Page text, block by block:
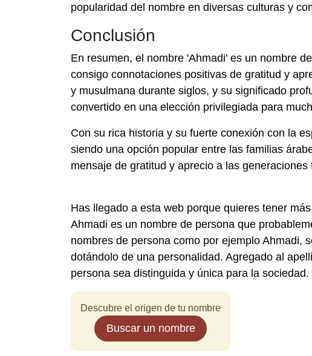
popularidad del nombre en diversas culturas y
Conclusión
En resumen, el nombre 'Ahmadi' es un nombre
consigo connotaciones positivas de gratitud y
y musulmana durante siglos, y su significado
convertido en una elección privilegiada para
Con su rica historia y su fuerte conexión con la
siendo una opción popular entre las familias
mensaje de gratitud y aprecio a las generaciones
Has llegado a esta web porque quieres tener
Ahmadi es un nombre de persona que
nombres de persona como por ejemplo Ahmadi,
dotándolo de una personalidad. Agregado al
persona sea distinguida y única para la sociedad.
Descubre el origen de tu nombre
Buscar un nombre